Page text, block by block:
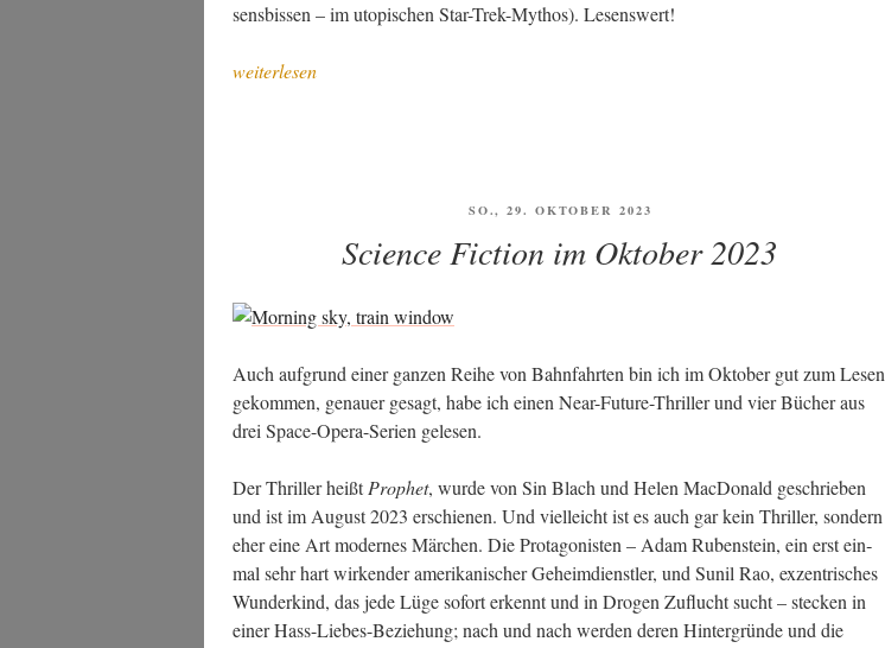
sens­bis­sen – im uto­pi­schen Star-Trek-Mythos). Lesenswert!
„Sci­
im
April
Mai) 2025“
weiterlesen
VERÖFFENTLICHT
SO., 29. OKTOBER 2023
Science Fiction im Oktober 2023
Auch auf­grund einer gan­zen Rei­he von Bahn­fahr­ten bin ich im Okto­ber gut zum Lesen
gekom­men, genau­er gesagt, habe ich einen Near-Future-Thril­ler und vier Bücher aus
drei Space-Ope­ra-Seri­en gelesen.
Der Thril­ler heißtPro­phet, wur­de von Sin Blach und Helen Mac­Do­nald geschrie­ben
und ist im August 2023 erschie­nen. Und viel­leicht ist es auch gar kein Thril­ler, son­dern
eher eine Art moder­nes Mär­chen. Die Prot­ago­nis­ten – Adam Ruben­stein, ein erst ein­
mal sehr hart wir­ken­der ame­ri­ka­ni­scher Geheim­dienst­ler, und Sunil Rao, exzen­tri­sches
Wun­der­kind, das jede Lüge sofort erkennt und in Dro­gen Zuflucht sucht – ste­cken in
einer Hass-Lie­bes-Bezie­hung; nach und nach wer­den deren Hin­ter­grün­de und die